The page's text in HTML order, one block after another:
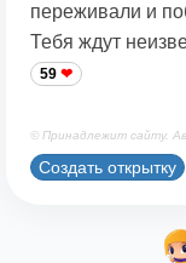
переживали и
Тебя ждут
59
© Принадлежит сайту.
Создать открытку